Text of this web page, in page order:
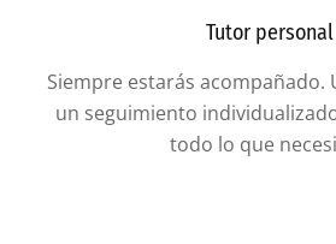
Tutor personal
Siempre estarás
un seguimiento
todo lo que